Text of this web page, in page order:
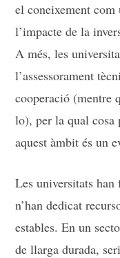
el coneixement
l’impacte de la
A més, les
l’assessorament
cooperació (mentre
lo), per la qual cosa
aquest àmbit és un
Les universitats
n’han dedicat
estables. En un
de llarga durada,